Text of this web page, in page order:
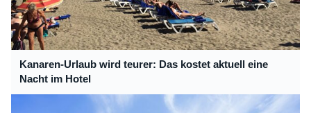
Kanaren-Urlaub wird teurer: Das kostet aktuell eine
Nacht im Hotel